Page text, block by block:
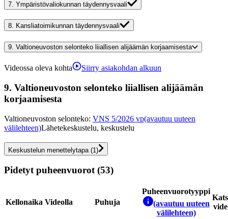
7. Ympäristövaliokunnan täydennysvaali
8. Kansliatoimikunnan täydennysvaali
9. Valtioneuvoston selonteko liiallisen alijäämän korjaamisesta
Videossa oleva kohta Siirry asiakohdan alkuun
9. Valtioneuvoston selonteko liiallisen alijäämän
korjaamisesta
Valtioneuvoston selonteko: VNS 5/2026 vp(avautuu uuteen
välilehteen)Lähetekeskustelu, keskustelu
Keskustelun menettelytapa (1)
Pidetyt puheenvuorot (53)
Kellonaika Videolla Puhuja
Puheenvuorotyyppi
(avautuu uuteen
välilehteen)